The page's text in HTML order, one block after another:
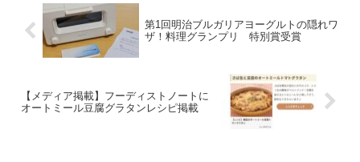
第1回明治ブルガリアヨーグルトの隠れワ
ザ！料理グランプリ 特別賞受賞
【メディア掲載】フーディストノートに
オートミール豆腐グラタンレシピ掲載